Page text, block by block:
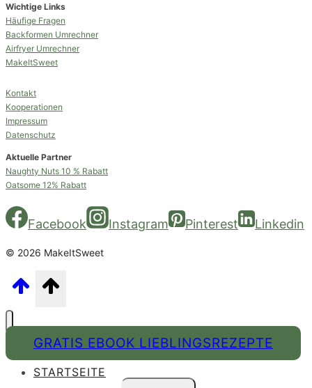
Wichtige Links
Häufige Fragen
Backformen Umrechner
Airfryer Umrechner
MakeItSweet
Kontakt
Kooperationen
Impressum
Datenschutz
Aktuelle Partner
Naughty Nuts 10 % Rabatt
Oatsome 12% Rabatt
Facebook Instagram Pinterest Linkedin
© 2026 MakeItSweet
GRATIS EBOOK LIEBLINGSREZEPTE
STARTSEITE